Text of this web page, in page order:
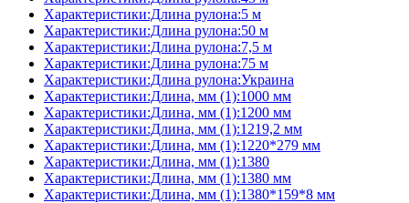
Характеристики:Длина рулона:5 м
Характеристики:Длина рулона:50 м
Характеристики:Длина рулона:7,5 м
Характеристики:Длина рулона:75 м
Характеристики:Длина рулона:Украина
Характеристики:Длина, мм (1):1000 мм
Характеристики:Длина, мм (1):1200 мм
Характеристики:Длина, мм (1):1219,2 мм
Характеристики:Длина, мм (1):1220*279 мм
Характеристики:Длина, мм (1):1380
Характеристики:Длина, мм (1):1380 мм
Характеристики:Длина, мм (1):1380*159*8 мм